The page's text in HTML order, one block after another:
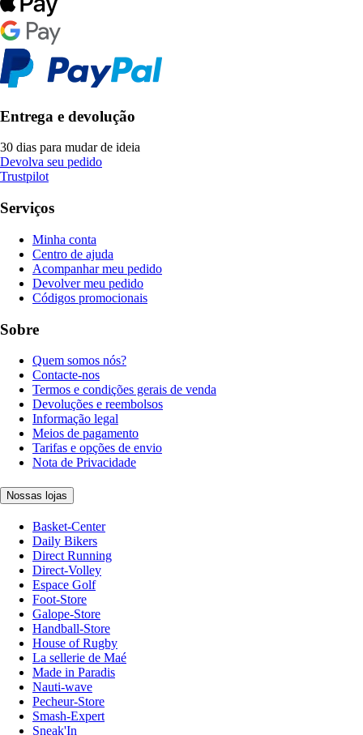
Entrega e devolução
30 dias para mudar de ideia
Devolva seu pedido
Trustpilot
Serviços
Minha conta
Centro de ajuda
Acompanhar meu pedido
Devolver meu pedido
Códigos promocionais
Sobre
Quem somos nós?
Contacte-nos
Termos e condições gerais de venda
Devoluções e reembolsos
Informação legal
Meios de pagamento
Tarifas e opções de envio
Nota de Privacidade
Nossas lojas
Basket-Center
Daily Bikers
Direct Running
Direct-Volley
Espace Golf
Foot-Store
Galope-Store
Handball-Store
House of Rugby
La sellerie de Maé
Made in Paradis
Nauti-wave
Pecheur-Store
Smash-Expert
Sneak'In